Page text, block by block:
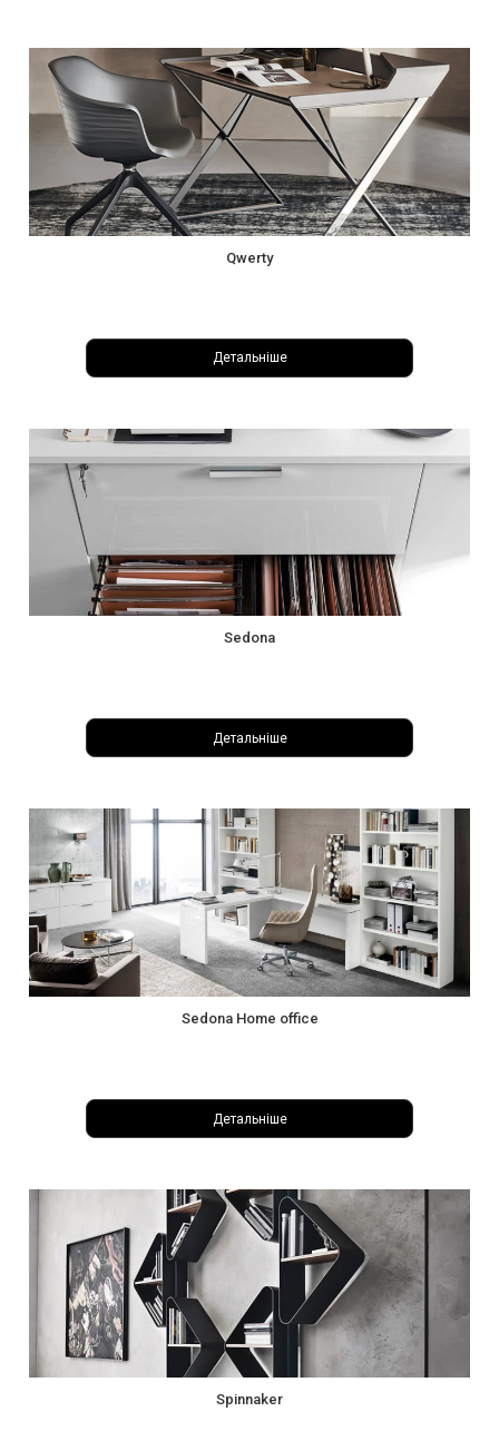
Qwerty
Детальніше
Sedona
Детальніше
Sedona Home office
Детальніше
Spinnaker